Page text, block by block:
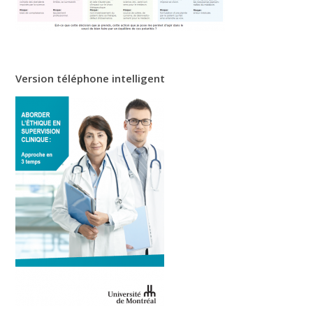
Version téléphone intelligent